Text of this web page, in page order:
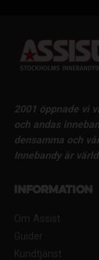
2001 öppnade vi
och andas
densamma och
Innebandy är
Information
Om Assist
Guider
Kundtjänst